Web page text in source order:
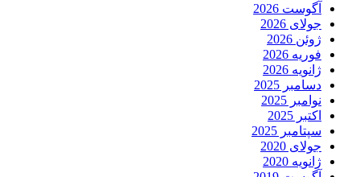
آگوست 2026
جولای 2026
ژوئن 2026
فوریه 2026
ژانویه 2026
دسامبر 2025
نوامبر 2025
اکتبر 2025
سپتامبر 2025
جولای 2020
ژانویه 2020